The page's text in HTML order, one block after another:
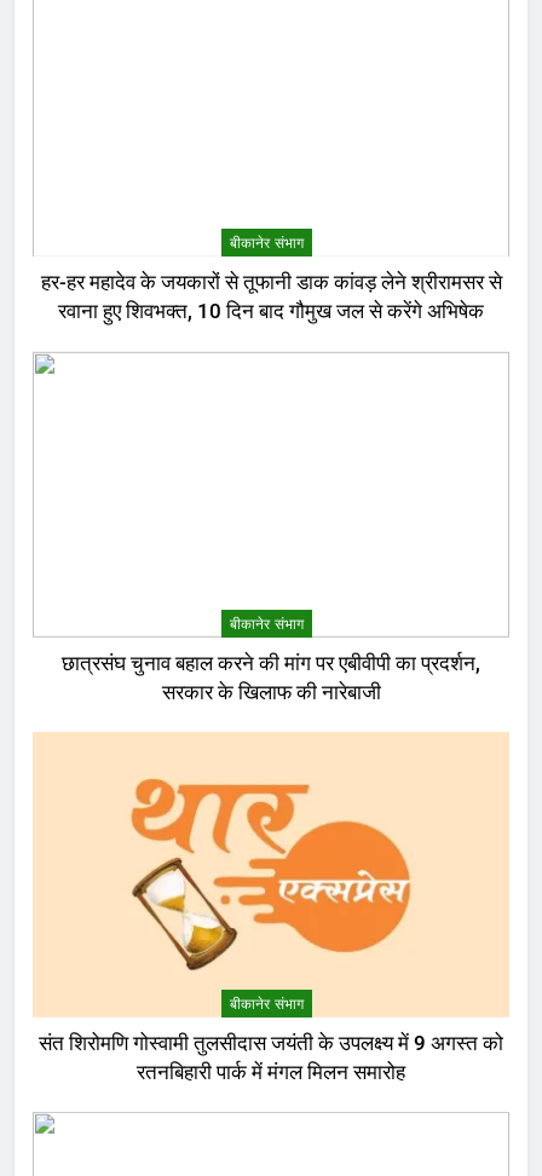
बीकानेर संभाग
हर-हर महादेव के जयकारों से तूफानी डाक कांवड़ लेने श्रीरामसर से
रवाना हुए शिवभक्त, 10 दिन बाद गौमुख जल से करेंगे अभिषेक
बीकानेर संभाग
छात्रसंघ चुनाव बहाल करने की मांग पर एबीवीपी का प्रदर्शन,
सरकार के खिलाफ की नारेबाजी
बीकानेर संभाग
संत शिरोमणि गोस्वामी तुलसीदास जयंती के उपलक्ष्य में 9 अगस्त को
रतनबिहारी पार्क में मंगल मिलन समारोह